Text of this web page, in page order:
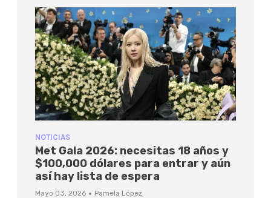
NOTICIAS
Met Gala 2026: necesitas 18 años y
$100,000 dólares para entrar y aún
así hay lista de espera
Mayo 03, 2026 · Pamela López